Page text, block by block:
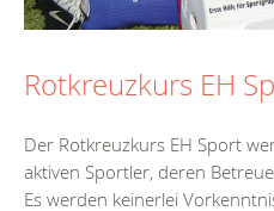
Rotkreuzkurs EH
Der Rotkreuzkurs EH Sport
aktiven Sportler, deren
Es werden keinerlei